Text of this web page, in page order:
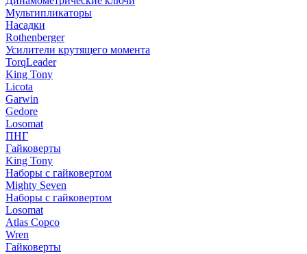
Мультипликаторы
Насадки
Rothenberger
Усилители крутящего момента
TorqLeader
King Tony
Licota
Garwin
Gedore
Losomat
ПНГ
Гайковерты
King Tony
Наборы с гайковертом
Mighty Seven
Наборы с гайковертом
Losomat
Atlas Copco
Wren
Гайковерты